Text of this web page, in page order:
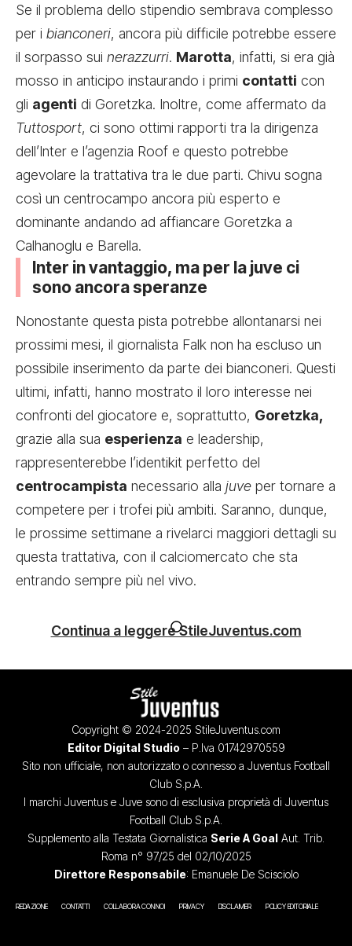
Se il problema dello stipendio sembrava complesso
per i bianconeri, ancora più difficile potrebbe essere
il sorpasso sui nerazzurri. Marotta, infatti, si era già
mosso in anticipo instaurando i primi contatti con
gli agenti di Goretzka. Inoltre, come affermato da
Tuttosport, ci sono ottimi rapporti tra la dirigenza
dell’Inter e l’agenzia Roof e questo potrebbe
agevolare la trattativa tra le due parti. Chivu sogna
così un centrocampo ancora più esperto e
dominante andando ad affiancare Goretzka a
Calhanoglu e Barella.
Inter in vantaggio, ma per la juve ci
sono ancora speranze
Nonostante questa pista potrebbe allontanarsi nei
prossimi mesi, il giornalista Falk non ha escluso un
possibile inserimento da parte dei bianconeri. Questi
ultimi, infatti, hanno mostrato il loro interesse nei
confronti del giocatore e, soprattutto, Goretzka,
grazie alla sua esperienza e leadership,
rappresenterebbe l’identikit perfetto del
centrocampista necessario alla juve per tornare a
competere per i trofei più ambiti. Saranno, dunque,
le prossime settimane a rivelarci maggiori dettagli su
questa trattativa, con il calciomercato che sta
entrando sempre più nel vivo.
Continua a leggere StileJuventus.com
Copyright © 2024-2025 StileJuventus.com
Editor Digital Studio – P.Iva 01742970559
Sito non ufficiale, non autorizzato o connesso a Juventus Football
Club S.p.A.
I marchi Juventus e Juve sono di esclusiva proprietà di Juventus
Football Club S.p.A.
Supplemento alla Testata Giornalistica Serie A Goal Aut. Trib.
Roma n° 97/25 del 02/10/2025
Direttore Responsabile: Emanuele De Scisciolo
REDAZIONE CONTATTI COLLABORA CON NOI PRIVACY DISCLAIMER POLICY EDITORIALE